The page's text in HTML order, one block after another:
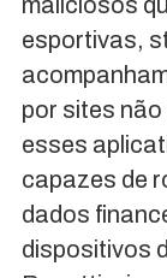
esportivas,
por sites
esses
capazes de
dados
dispositivos